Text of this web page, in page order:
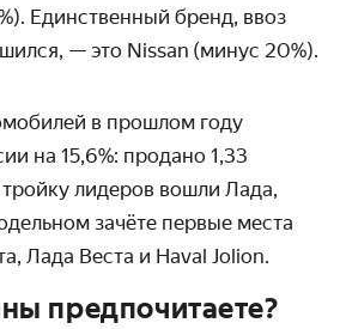
Единственный бренд, ввоз
— это Nissan (минус 20%).
в прошлом году
на 15,6%: продано 1,33
лидеров вошли Лада,
зачёте первые места
Лада Веста и Haval Jolion.
предпочитаете?